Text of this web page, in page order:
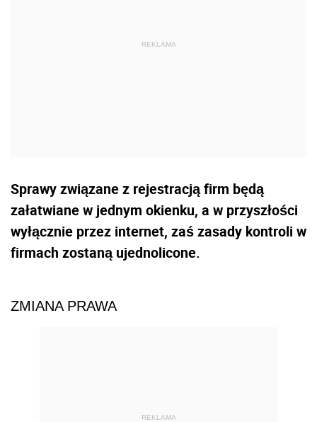
Sprawy związane z rejestracją firm będą
załatwiane w jednym okienku, a w przyszłości
wyłącznie przez internet, zaś zasady kontroli w
firmach zostaną ujednolicone.
ZMIANA PRAWA
REKLAMA